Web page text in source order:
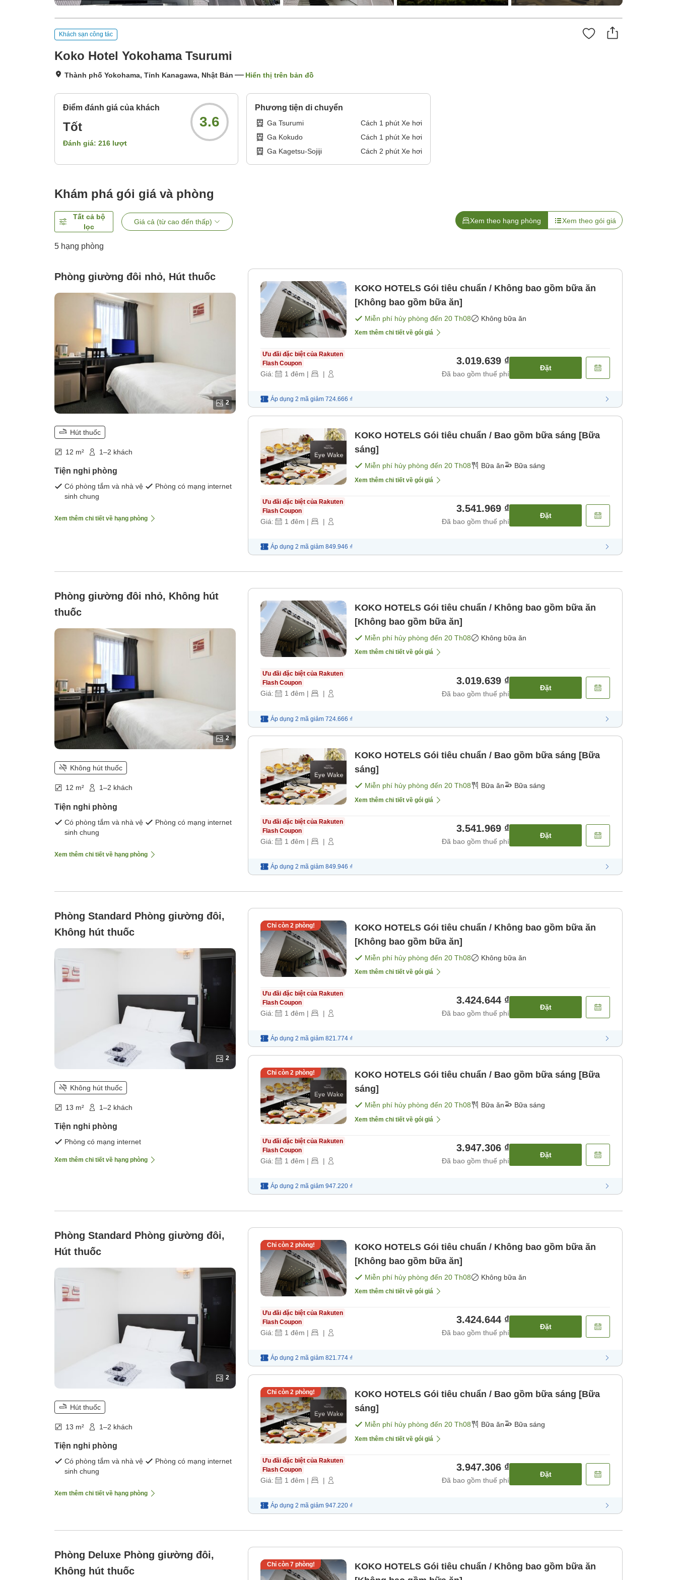
Khách sạn công tác
Koko Hotel Yokohama Tsurumi
Thành phố Yokohama, Tỉnh Kanagawa, Nhật Bản Hiển thị trên bản đồ
Điểm đánh giá của khách
Tốt
Đánh giá: 216 lượt
3.6
Phương tiện di chuyển
Ga Tsurumi Cách 1 phút Xe hơi
Ga Kokudo
Cách 1 phút Xe hơi
Ga Kagetsu-Sojiji
Cách 2 phút Xe hơi
Khám phá gói giá và phòng
Tất cả bộ
lọc
Giá cả (từ cao đến thấp) Xem theo hạng phòng Xem theo gói giá
5 hạng phòng
Phòng giường đôi nhỏ, Hút thuốc
2
Hút thuốc
12 m² 1–2 khách
Tiện nghi phòng
Có phòng tắm và nhà vệ
sinh chung
Phòng có mạng internet
Xem thêm chi tiết về hạng phòng
KOKO HOTELS Gói tiêu chuẩn / Không bao gồm bữa ăn
[Không bao gồm bữa ăn]
Miễn phí hủy phòng đến 20 Th08 Không bữa ăn
Xem thêm chi tiết về gói giá
Ưu đãi đặc biệt của Rakuten
Flash Coupon
Giá: 1 đêm | |
3.019.639 ₫
Đã bao gồm thuế phí
Đặt
Áp dụng 2 mã giảm 724.666 ₫
KOKO HOTELS Gói tiêu chuẩn / Bao gồm bữa sáng [Bữa
sáng]
Miễn phí hủy phòng đến 20 Th08 Bữa ăn Bữa sáng
Xem thêm chi tiết về gói giá
Ưu đãi đặc biệt của Rakuten
Flash Coupon
Giá: 1 đêm | |
3.541.969 ₫
Đã bao gồm thuế phí
Đặt
Áp dụng 2 mã giảm 849.946 ₫
Phòng giường đôi nhỏ, Không hút
thuốc
2
Không hút thuốc
12 m² 1–2 khách
Tiện nghi phòng
Có phòng tắm và nhà vệ
sinh chung
Phòng có mạng internet
Xem thêm chi tiết về hạng phòng
KOKO HOTELS Gói tiêu chuẩn / Không bao gồm bữa ăn
[Không bao gồm bữa ăn]
Miễn phí hủy phòng đến 20 Th08 Không bữa ăn
Xem thêm chi tiết về gói giá
Ưu đãi đặc biệt của Rakuten
Flash Coupon
Giá: 1 đêm | |
3.019.639 ₫
Đã bao gồm thuế phí
Đặt
Áp dụng 2 mã giảm 724.666 ₫
KOKO HOTELS Gói tiêu chuẩn / Bao gồm bữa sáng [Bữa
sáng]
Miễn phí hủy phòng đến 20 Th08 Bữa ăn Bữa sáng
Xem thêm chi tiết về gói giá
Ưu đãi đặc biệt của Rakuten
Flash Coupon
Giá: 1 đêm | |
3.541.969 ₫
Đã bao gồm thuế phí
Đặt
Áp dụng 2 mã giảm 849.946 ₫
Phòng Standard Phòng giường đôi,
Không hút thuốc
2
Không hút thuốc
13 m² 1–2 khách
Tiện nghi phòng
Phòng có mạng internet
Xem thêm chi tiết về hạng phòng
Chỉ còn 2 phòng!
KOKO HOTELS Gói tiêu chuẩn / Không bao gồm bữa ăn
[Không bao gồm bữa ăn]
Miễn phí hủy phòng đến 20 Th08 Không bữa ăn
Xem thêm chi tiết về gói giá
Ưu đãi đặc biệt của Rakuten
Flash Coupon
Giá: 1 đêm | |
3.424.644 ₫
Đã bao gồm thuế phí
Đặt
Áp dụng 2 mã giảm 821.774 ₫
Chỉ còn 2 phòng!
KOKO HOTELS Gói tiêu chuẩn / Bao gồm bữa sáng [Bữa
sáng]
Miễn phí hủy phòng đến 20 Th08 Bữa ăn Bữa sáng
Xem thêm chi tiết về gói giá
Ưu đãi đặc biệt của Rakuten
Flash Coupon
Giá: 1 đêm | |
3.947.306 ₫
Đã bao gồm thuế phí
Đặt
Áp dụng 2 mã giảm 947.220 ₫
Phòng Standard Phòng giường đôi,
Hút thuốc
2
Hút thuốc
13 m² 1–2 khách
Tiện nghi phòng
Có phòng tắm và nhà vệ
sinh chung
Phòng có mạng internet
Xem thêm chi tiết về hạng phòng
Chỉ còn 2 phòng!
KOKO HOTELS Gói tiêu chuẩn / Không bao gồm bữa ăn
[Không bao gồm bữa ăn]
Miễn phí hủy phòng đến 20 Th08 Không bữa ăn
Xem thêm chi tiết về gói giá
Ưu đãi đặc biệt của Rakuten
Flash Coupon
Giá: 1 đêm | |
3.424.644 ₫
Đã bao gồm thuế phí
Đặt
Áp dụng 2 mã giảm 821.774 ₫
Chỉ còn 2 phòng!
KOKO HOTELS Gói tiêu chuẩn / Bao gồm bữa sáng [Bữa
sáng]
Miễn phí hủy phòng đến 20 Th08 Bữa ăn Bữa sáng
Xem thêm chi tiết về gói giá
Ưu đãi đặc biệt của Rakuten
Flash Coupon
Giá: 1 đêm | |
3.947.306 ₫
Đã bao gồm thuế phí
Đặt
Áp dụng 2 mã giảm 947.220 ₫
Phòng Deluxe Phòng giường đôi,
Không hút thuốc
Chỉ còn 7phòng!
KOKO HOTELS Gói tiêu chuẩn / Không bao gồm bữa ăn